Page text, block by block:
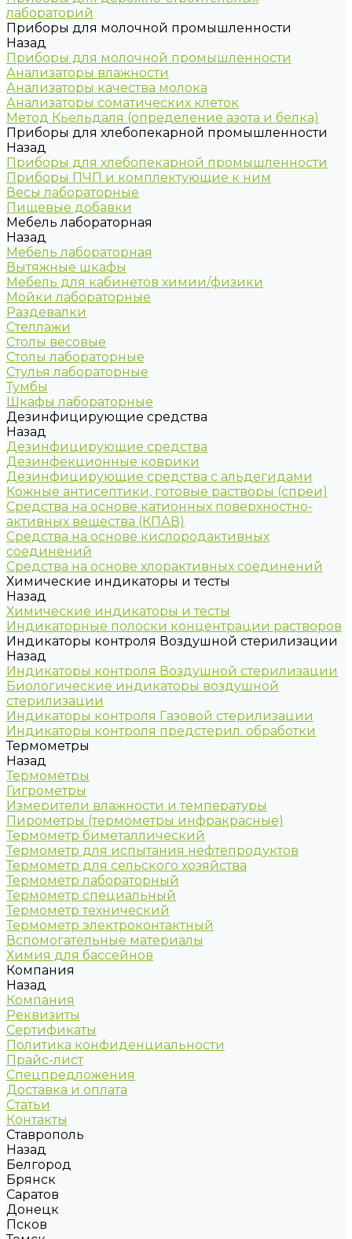
лабораторий
Приборы для молочной промышленности
Назад
Приборы для молочной промышленности
Анализаторы влажности
Анализаторы качества молока
Анализаторы соматических клеток
Метод Кьельдаля (определение азота и белка)
Приборы для хлебопекарной промышленности
Назад
Приборы для хлебопекарной промышленности
Приборы ПЧП и комплектующие к ним
Весы лабораторные
Пищевые добавки
Мебель лабораторная
Назад
Мебель лабораторная
Вытяжные шкафы
Мебель для кабинетов химии/физики
Мойки лабораторные
Раздевалки
Стеллажи
Столы весовые
Столы лабораторные
Стулья лабораторные
Тумбы
Шкафы лабораторные
Дезинфицирующие средства
Назад
Дезинфицирующие средства
Дезинфекционные коврики
Дезинфицирующие средства с альдегидами
Кожные антисептики, готовые растворы (спреи)
Средства на основе катионных поверхностно-
активных вещества (КПАВ)
Средства на основе кислородактивных
соединений
Средства на основе хлорактивных соединений
Химические индикаторы и тесты
Назад
Химические индикаторы и тесты
Индикаторные полоски концентрации растворов
Индикаторы контроля Воздушной стерилизации
Назад
Индикаторы контроля Воздушной стерилизации
Биологические индикаторы воздушной
стерилизации
Индикаторы контроля Газовой стерилизации
Индикаторы контроля предстерил. обработки
Термометры
Назад
Термометры
Гигрометры
Измерители влажности и температуры
Пирометры (термометры инфракрасные)
Термометр биметаллический
Термометр для испытания нефтепродуктов
Термометр для сельского хозяйства
Термометр лабораторный
Термометр специальный
Термометр технический
Термометр электроконтактный
Вспомогательные материалы
Химия для бассейнов
Компания
Назад
Компания
Реквизиты
Сертификаты
Политика конфиденциальности
Прайс-лист
Спецпредложения
Доставка и оплата
Статьи
Контакты
Ставрополь
Назад
Белгород
Брянск
Саратов
Донецк
Псков